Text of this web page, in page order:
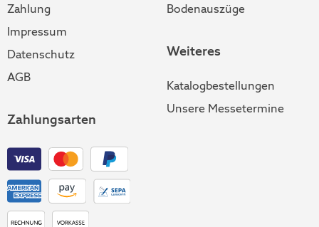
Zahlung
Impressum
Datenschutz
AGB
Zahlungsarten
Bodenauszüge
Weiteres
Katalogbestellungen
Unsere Messetermine